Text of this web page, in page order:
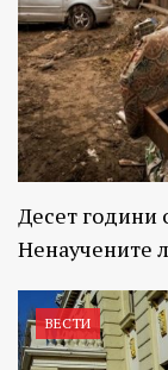
Десет години
Ненаучените
ВЕСТИ